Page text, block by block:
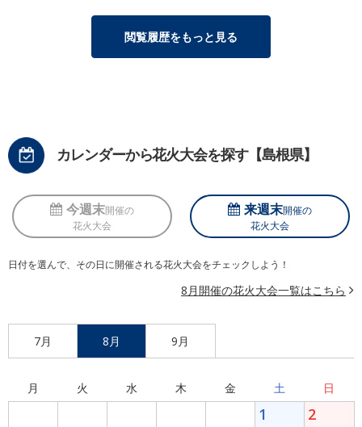
閲覧履歴をもっと見る
カレンダーから花火大会を探す【島根県】
今週末開催の
花火大会
来週末開催の
花火大会
日付を選んで、その日に開催される花火大会をチェックしよう！
8月開催の花火大会一覧はこちら
7月 8月 9月
月 火 水 木 金 土 日
1 2